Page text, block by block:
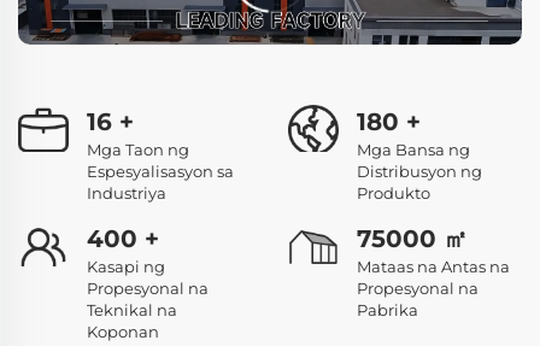
16 +
Mga Taon ng
Espesyalisasyon sa
Industriya
180 +
Mga Bansa ng
Distribusyon ng
Produkto
400 +
Kasapi ng
Propesyonal na
Teknikal na
Koponan
75000 ㎡
Mataas na Antas na
Propesyonal na
Pabrika